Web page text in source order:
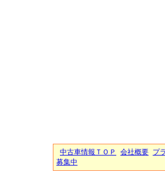
中古車情報ＴＯＰ 会社概要 プ
募集中